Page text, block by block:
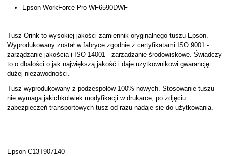
Epson WorkForce Pro WF6590DWF
Tusz Orink to wysokiej jakości zamiennik oryginalnego tuszu Epson.
Wyprodukowany został w fabryce zgodnie z certyfikatami ISO 9001 -
zarządzanie jakością i ISO 14001 - zarządzanie środowiskowe. Świadczy
to o dbałości o jak największą jakość i daje użytkownikowi gwarancję
dużej niezawodności.
Tusz wyprodukowany z podzespołów 100% nowych. Stosowanie tuszu
nie wymaga jakichkolwiek modyfikacji w drukarce, po zdjęciu
zabezpieczeń transportowych tusz od razu nadaje się do użytkowania.
Epson C13T907140